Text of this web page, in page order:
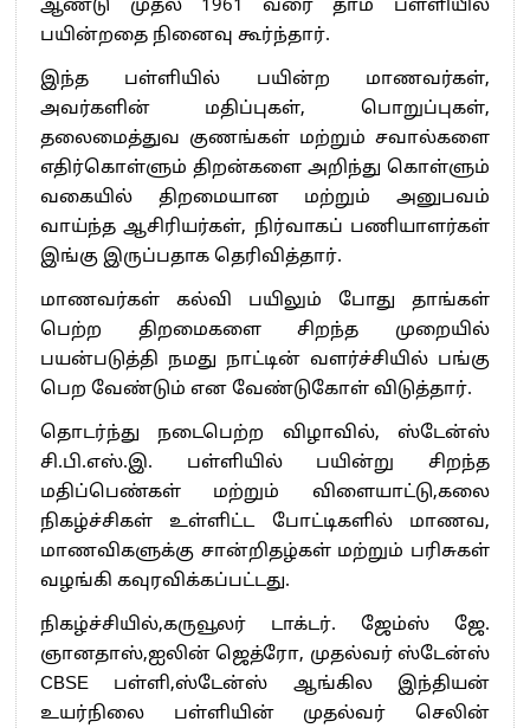
ஆண்டு முதல் 1961 வரை தாம் பள்ளியில்
பயின்றதை நினைவு கூர்ந்தார்.
இந்த பள்ளியில் பயின்ற மாணவர்கள்,
அவர்களின் மதிப்புகள், பொறுப்புகள்,
தலைமைத்துவ குணங்கள் மற்றும் சவால்களை
எதிர்கொள்ளும் திறன்களை அறிந்து கொள்ளும்
வகையில் திறமையான மற்றும் அனுபவம்
வாய்ந்த ஆசிரியர்கள், நிர்வாகப் பணியாளர்கள்
இங்கு இருப்பதாக தெரிவித்தார்.
மாணவர்கள் கல்வி பயிலும் போது தாங்கள்
பெற்ற திறமைகளை சிறந்த முறையில்
பயன்படுத்தி நமது நாட்டின் வளர்ச்சியில் பங்கு
பெற வேண்டும் என வேண்டுகோள் விடுத்தார்.
தொடர்ந்து நடைபெற்ற விழாவில், ஸ்டேன்ஸ்
சி.பி.எஸ்.இ. பள்ளியில் பயின்று சிறந்த
மதிப்பெண்கள் மற்றும் விளையாட்டு,கலை
நிகழ்ச்சிகள் உள்ளிட்ட போட்டிகளில் மாணவ,
மாணவிகளுக்கு சான்றிதழ்கள் மற்றும் பரிசுகள்
வழங்கி கவுரவிக்கப்பட்டது.
நிகழ்ச்சியில்,கருவூலர் டாக்டர். ஜேம்ஸ் ஜே.
ஞானதாஸ்,ஐலின் ஜெத்ரோ, முதல்வர் ஸ்டேன்ஸ்
CBSE பள்ளி,ஸ்டேன்ஸ் ஆங்கில இந்தியன்
உயர்நிலை பள்ளியின் முதல்வர் செலின்